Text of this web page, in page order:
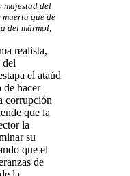
majestad del
que de
del mármol,
realista,
del
el ataúd
de hacer
corrupción
que la
la
su
que el
de